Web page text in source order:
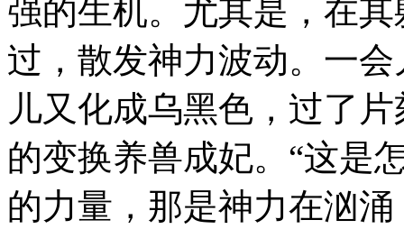
强的生机。尤其是，在
过，散发神力波动。一
儿又化成乌黑色，过了
的变换养兽成妃。“这是
的力量，那是神力在汹